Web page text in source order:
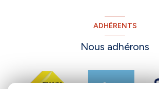
ADHÉRENTS
Nous adhérons